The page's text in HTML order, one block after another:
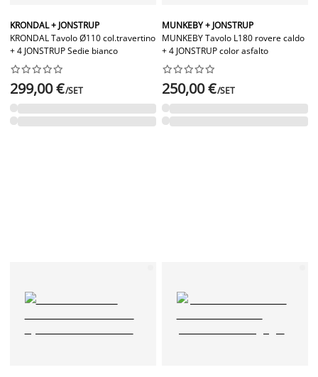
KRONDAL + JONSTRUP
KRONDAL Tavolo Ø110 col.travertino
+ 4 JONSTRUP Sedie bianco






299,00 €/SET
MUNKEBY + JONSTRUP
MUNKEBY Tavolo L180 rovere caldo
+ 4 JONSTRUP color asfalto






250,00 €/SET